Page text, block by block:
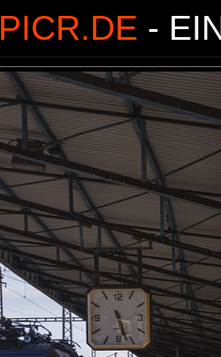
PICR.DE -